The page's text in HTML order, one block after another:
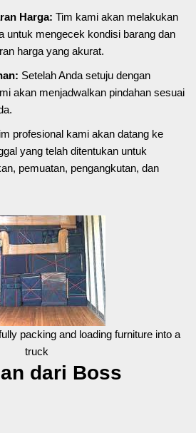
Harga: Tim kami akan melakukan
untuk mengecek kondisi barang dan
harga yang akurat.
Setelah Anda setuju dengan
akan menjadwalkan pindahan sesuai
profesional kami akan datang ke
yang telah ditentukan untuk
pemuatan, pengangkutan, dan
packing and loading furniture into a
truck
dari Boss